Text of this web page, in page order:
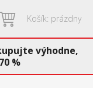
Košík: prázdny
výhodne,
%